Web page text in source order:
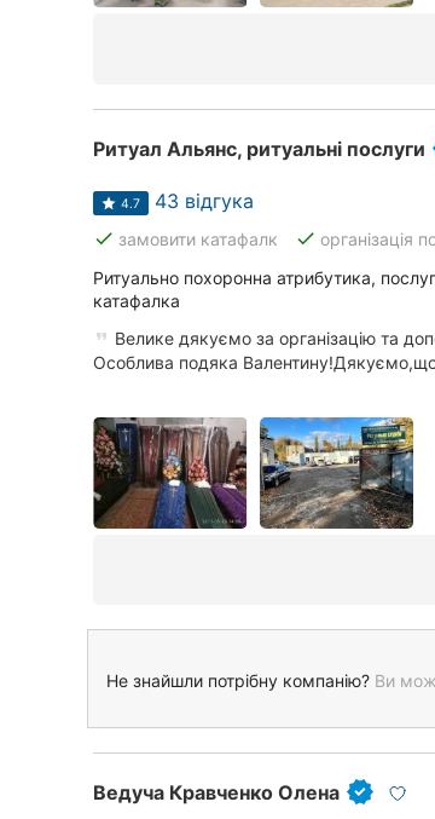
Ритуал Альянс, ритуальні послуги
4.7 43 відгука
done замовити катафалк done організація
Ритуально похоронна атрибутика,
катафалка
Велике дякуємо за організацію та
Особлива подяка
Не знайшли потрібну компанію? Ви
Ведуча Кравченко Олена